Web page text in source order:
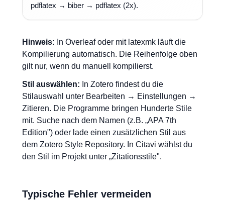
pdflatex → biber → pdflatex (2x).
Hinweis: In Overleaf oder mit latexmk läuft die
Kompilierung automatisch. Die Reihenfolge oben
gilt nur, wenn du manuell kompilierst.
Stil auswählen: In Zotero findest du die
Stilauswahl unter Bearbeiten → Einstellungen →
Zitieren. Die Programme bringen Hunderte Stile
mit. Suche nach dem Namen (z.B. „APA 7th
Edition") oder lade einen zusätzlichen Stil aus
dem Zotero Style Repository. In Citavi wählst du
den Stil im Projekt unter „Zitationsstile".
Typische Fehler vermeiden